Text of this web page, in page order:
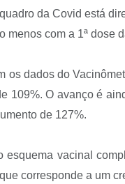
da Covid está
menos com a 1ª dose
os dados do
109%. O avanço é
de 127%.
esquema vacinal
corresponde a um